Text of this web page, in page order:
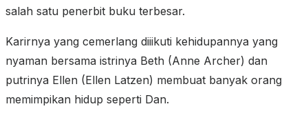
salah satu penerbit buku terbesar.
Karirnya yang cemerlang diiikuti kehidupannya yang
nyaman bersama istrinya Beth (Anne Archer) dan
putrinya Ellen (Ellen Latzen) membuat banyak orang
memimpikan hidup seperti Dan.